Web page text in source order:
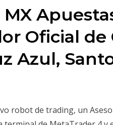
Oficial de
Azul,
robot de trading, un